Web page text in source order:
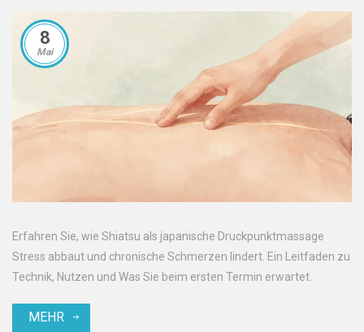
8
Mai
Erfahren Sie, wie Shiatsu als japanische Druckpunktmassage
Stress abbaut und chronische Schmerzen lindert. Ein Leitfaden zu
Technik, Nutzen und Was Sie beim ersten Termin erwartet.
MEHR